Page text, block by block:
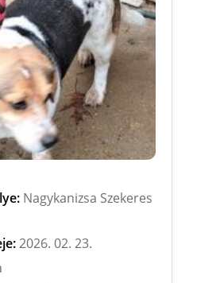
Nagykanizsa Szekeres
2026. 02. 23.